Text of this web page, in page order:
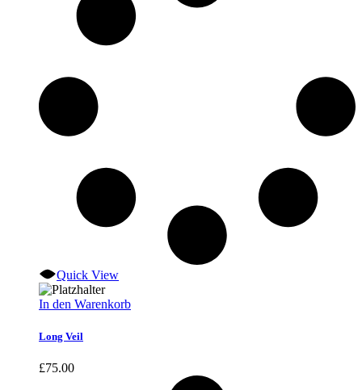
Quick View
In den Warenkorb
Long Veil
£75.00